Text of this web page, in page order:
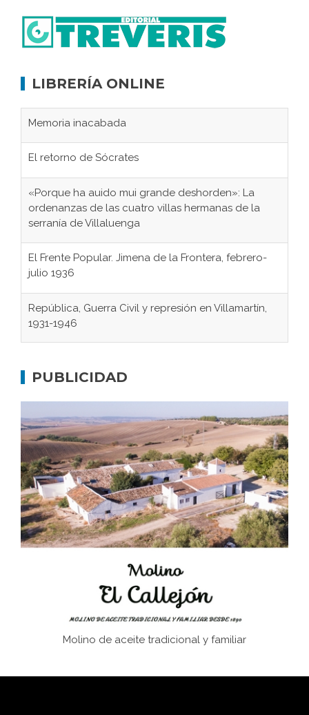
LIBRERÍA ONLINE
Memoria inacabada
El retorno de Sócrates
«Porque ha auido mui grande deshorden»: La
ordenanzas de las cuatro villas hermanas de la
serranía de Villaluenga
El Frente Popular. Jimena de la Frontera, febrero-
julio 1936
República, Guerra Civil y represión en Villamartín,
1931-1946
concentración nazis
Bornos
El Frente Popular. Ubrique, febrero-julio 1936
Juntar las letras. La alfabetización en el campo: del
afán de saber a la autogestión
Historia y vivencias del poblado de Los Hurones
PUBLICIDAD
Molino de aceite tradicional y familiar